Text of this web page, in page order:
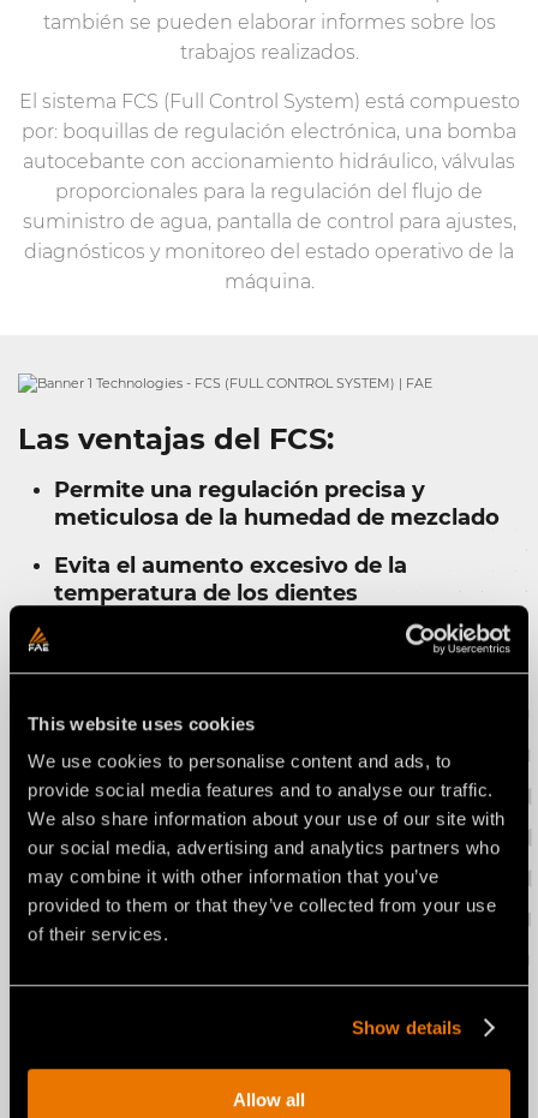
This website uses cookies
We use cookies to personalise content and ads, to
provide social media features and to analyse our traffic.
We also share information about your use of our site with
our social media, advertising and analytics partners who
may combine it with other information that you’ve
provided to them or that they’ve collected from your use
of their services.
Show details
Allow all
también se pueden elaborar informes sobre los
trabajos realizados.
El sistema FCS (Full Control System) está compuesto
por: boquillas de regulación electrónica, una bomba
autocebante con accionamiento hidráulico, válvulas
proporcionales para la regulación del flujo de
suministro de agua, pantalla de control para ajustes,
diagnósticos y monitoreo del estado operativo de la
máquina.
Las ventajas del FCS:
Permite una regulación precisa y
meticulosa de la humedad de mezclado
Evita el aumento excesivo de la
temperatura de los dientes
Reduce el desgaste de los dientes
reduciendo las fases de trabajo
Mejora las prestaciones de trabajo y
permite su control preciso
Permite elaborar informes sobre los
trabajos realizados
El sistema FCS está disponible
para:
FCS: MTM, MTM/HP, MTH, MTH/HP, STABI/FRS,